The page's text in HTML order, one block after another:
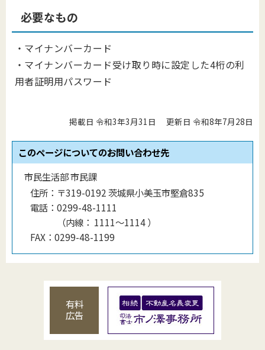
必要なもの
・マイナンバーカード
・マイナンバーカード受け取り時に設定した4桁の利
用者証明用パスワード
掲載日 令和3年3月31日 更新日 令和8年7月28日
このページについてのお問い合わせ先
市民生活部 市民課
住所： 〒319-0192 茨城県小美玉市堅倉835
電話： 0299-48-1111
（内線 ： 1111〜1114）
FAX： 0299-48-1199
有料
広告